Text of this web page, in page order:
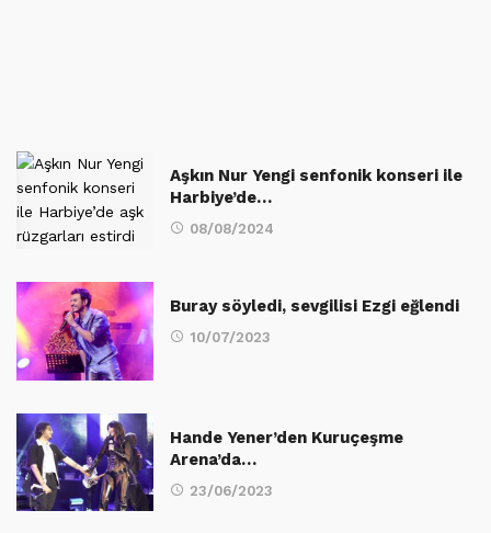
Aşkın Nur Yengi senfonik konseri ile
Harbiye’de…
08/08/2024
Buray söyledi, sevgilisi Ezgi eğlendi
10/07/2023
Hande Yener’den Kuruçeşme
Arena’da…
23/06/2023